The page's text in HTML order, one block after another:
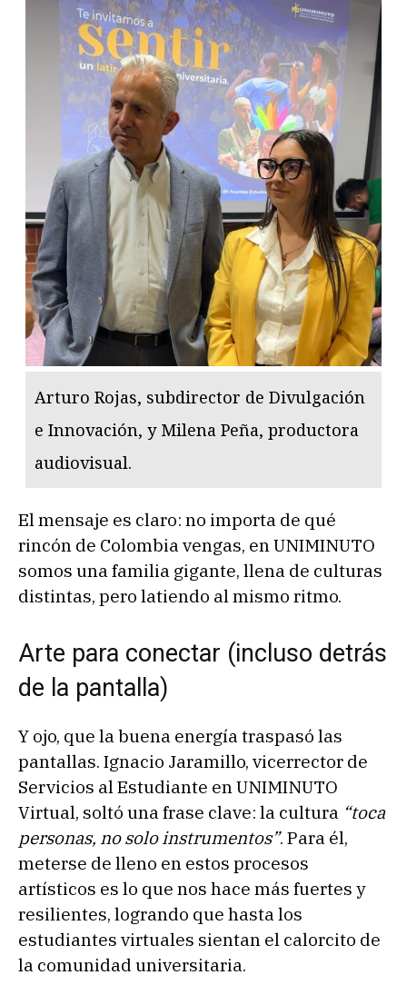
Arturo Rojas, subdirector de Divulgación
e Innovación, y Milena Peña, productora
audiovisual.
El mensaje es claro: no importa de qué
rincón de Colombia vengas, en UNIMINUTO
somos una familia gigante, llena de culturas
distintas, pero latiendo al mismo ritmo.
Arte para conectar (incluso detrás
de la pantalla)
Y ojo, que la buena energía traspasó las
pantallas. Ignacio Jaramillo, vicerrector de
Servicios al Estudiante en UNIMINUTO
Virtual, soltó una frase clave: la cultura “toca
personas, no solo instrumentos”. Para él,
meterse de lleno en estos procesos
artísticos es lo que nos hace más fuertes y
resilientes, logrando que hasta los
estudiantes virtuales sientan el calorcito de
la comunidad universitaria.